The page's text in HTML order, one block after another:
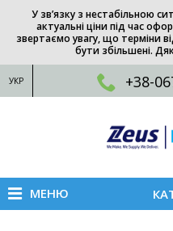
У зв’язку з нестабільною
актуальні ціни під час
звертаємо увагу, що терміни
бути збільшені.
УКР +38-
МЕНЮ